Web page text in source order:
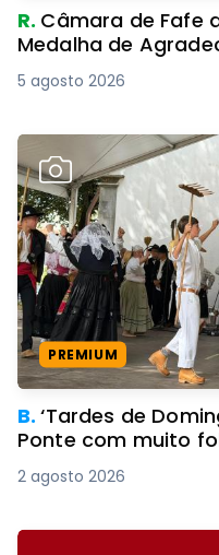
R. Câmara de Fafe
Medalha de
5 agosto 2026
PREMIUM
B.‘Tardes de
Ponte com muito
2 agosto 2026